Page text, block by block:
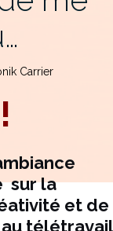
Carrier
sur la
et de
télétravail